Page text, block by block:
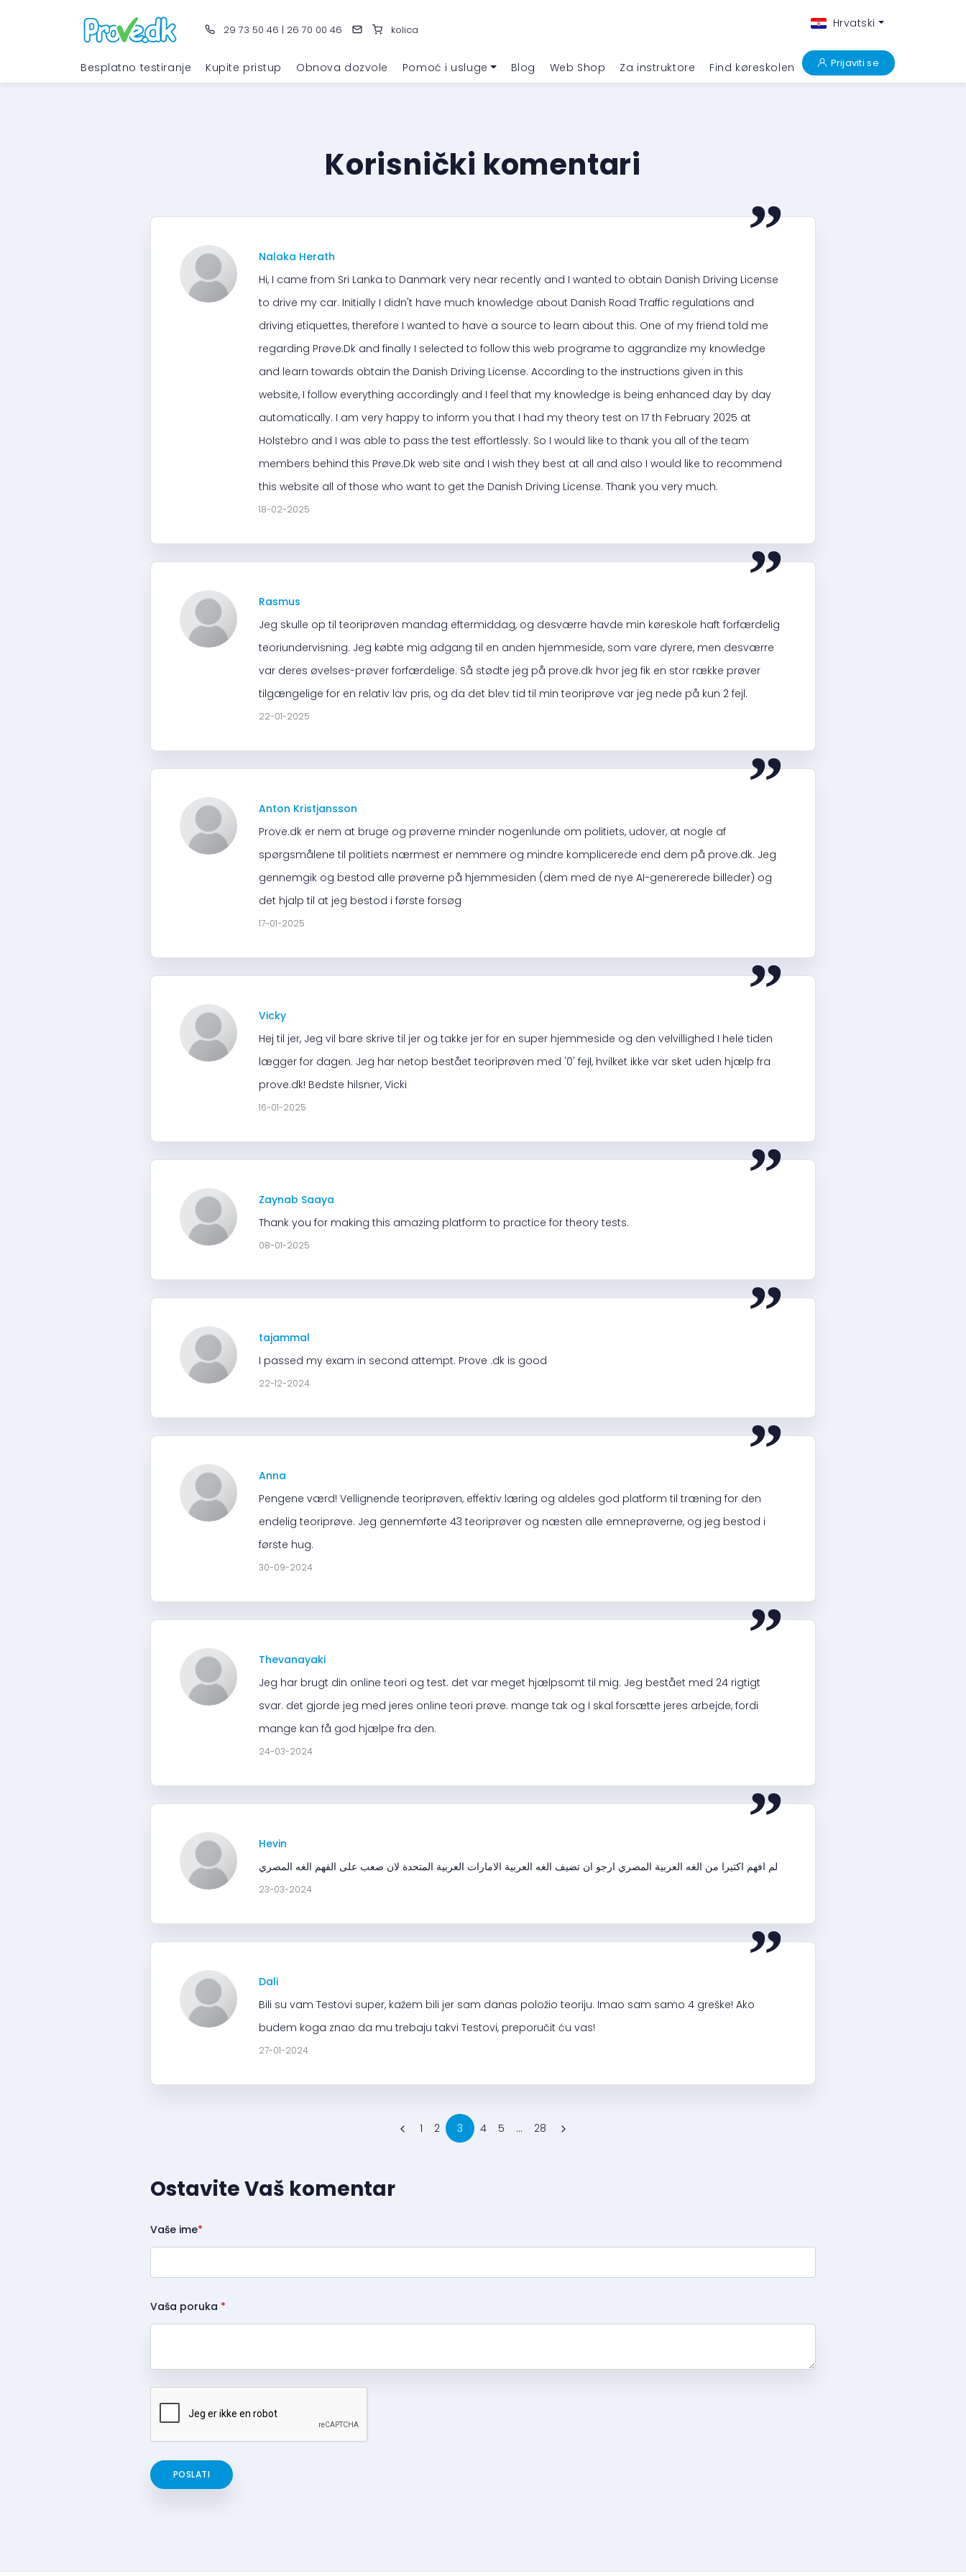
29 73 50 46 | 26 70 00 46 kolica Hrvatski
Besplatno testiranje Kupite pristup Obnova dozvole Pomoć i usluge Blog Web Shop Za instruktore Find køreskolen Prijaviti se
Korisnički komentari “
Nalaka Herath
Hi, I came from Sri Lanka to Danmark very near recently and I wanted to obtain Danish Driving License
to drive my car. Initially I didn't have much knowledge about Danish Road Traffic regulations and
driving etiquettes, therefore I wanted to have a source to learn about this. One of my friend told me
regarding Prøve.Dk and finally I selected to follow this web programe to aggrandize my knowledge
and learn towards obtain the Danish Driving License. According to the instructions given in this
website, I follow everything accordingly and I feel that my knowledge is being enhanced day by day
automatically. I am very happy to inform you that I had my theory test on 17 th February 2025 at
Holstebro and I was able to pass the test effortlessly. So I would like to thank you all of the team
members behind this Prøve.Dk web site and I wish they best at all and also I would like to recommend
this website all of those who want to get the Danish Driving License. Thank you very much.
18-02-2025
“
Rasmus
Jeg skulle op til teoriprøven mandag eftermiddag, og desværre havde min køreskole haft forfærdelig
teoriundervisning. Jeg købte mig adgang til en anden hjemmeside, som vare dyrere, men desværre
var deres øvelses-prøver forfærdelige. Så stødte jeg på prove.dk hvor jeg fik en stor række prøver
tilgængelige for en relativ lav pris, og da det blev tid til min teoriprøve var jeg nede på kun 2 fejl.
22-01-2025
“
Anton Kristjansson
Prove.dk er nem at bruge og prøverne minder nogenlunde om politiets, udover, at nogle af
spørgsmålene til politiets nærmest er nemmere og mindre komplicerede end dem på prove.dk. Jeg
gennemgik og bestod alle prøverne på hjemmesiden (dem med de nye AI-genererede billeder) og
det hjalp til at jeg bestod i første forsøg
17-01-2025
“
Vicky
Hej til jer, Jeg vil bare skrive til jer og takke jer for en super hjemmeside og den velvillighed I hele tiden
lægger for dagen. Jeg har netop bestået teoriprøven med '0' fejl, hvilket ikke var sket uden hjælp fra
prove.dk! Bedste hilsner, Vicki
16-01-2025
“
Zaynab Saaya
Thank you for making this amazing platform to practice for theory tests.
08-01-2025
“
tajammal
I passed my exam in second attempt. Prove .dk is good
22-12-2024
“
Anna
Pengene værd! Vellignende teoriprøven, effektiv læring og aldeles god platform til træning for den
endelig teoriprøve. Jeg gennemførte 43 teoriprøver og næsten alle emneprøverne, og jeg bestod i
første hug.
30-09-2024
“
Thevanayaki
Jeg har brugt din online teori og test. det var meget hjælpsomt til mig. Jeg bestået med 24 rigtigt
svar. det gjorde jeg med jeres online teori prøve. mange tak og I skal forsætte jeres arbejde, fordi
mange kan få god hjælpe fra den.
24-03-2024
“
Hevin
لم افهم اكثيرا من الغه العربية المصري ارجو ان تضيف الغه العربية الامارات العربية المتحدة لان صعب على الفهم الغه المصري
23-03-2024
“
Dali
Bili su vam Testovi super, kažem bili jer sam danas položio teoriju. Imao sam samo 4 greške! Ako
budem koga znao da mu trebaju takvi Testovi, preporučit ću vas!
27-01-2024
1 2 3 4 5 ... 28
Ostavite Vaš komentar
Vaše ime*
Vaša poruka *
POSLATI